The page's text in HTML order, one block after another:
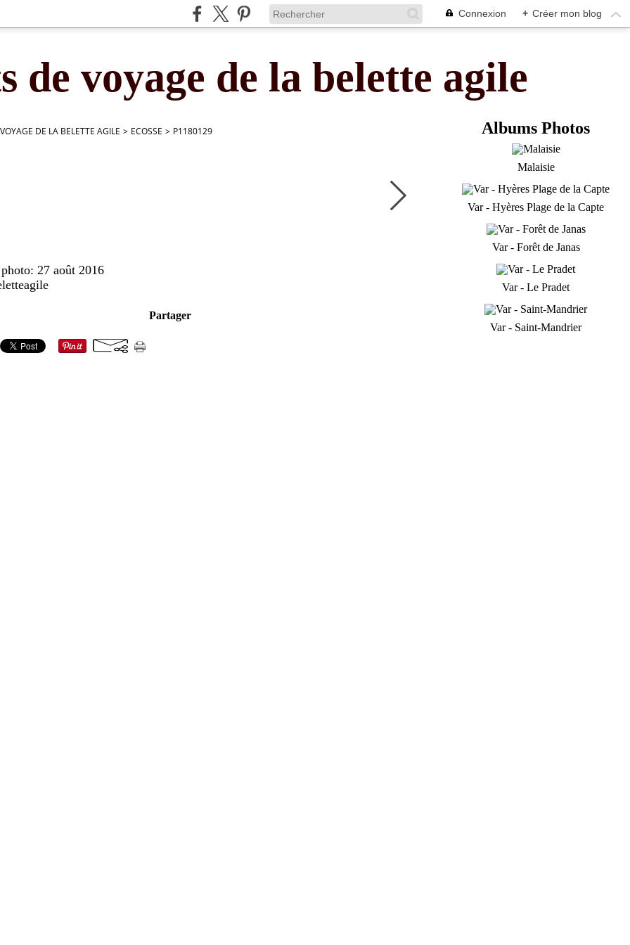
Connexion + Créer mon blog
de voyage de la belette agile
DE LA BELETTE AGILE > ECOSSE > P1180129
27 août 2016
Partager
Albums Photos
Malaisie
Var - Hyères Plage de la Capte
Var - Forêt de Janas
Var - Le Pradet
Var - Saint-Mandrier